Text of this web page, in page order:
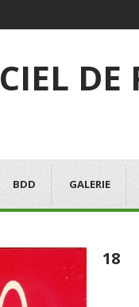
DE
BDD GALERIE
18